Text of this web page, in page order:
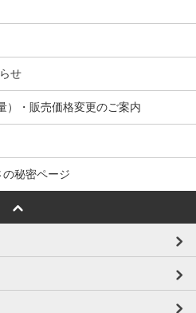
せ
）・販売価格変更のご案内
秘密ページ